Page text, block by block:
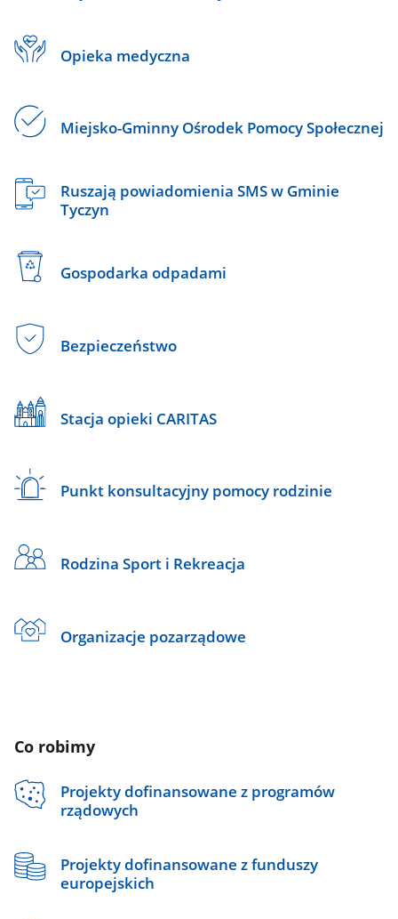
Opieka medyczna
Miejsko-Gminny Ośrodek Pomocy Społecznej
Ruszają powiadomienia SMS w Gminie
Tyczyn
Gospodarka odpadami
Bezpieczeństwo
Stacja opieki CARITAS
Punkt konsultacyjny pomocy rodzinie
Rodzina Sport i Rekreacja
Organizacje pozarządowe
Co robimy
Projekty dofinansowane z programów
rządowych
Projekty dofinansowane z funduszy
europejskich